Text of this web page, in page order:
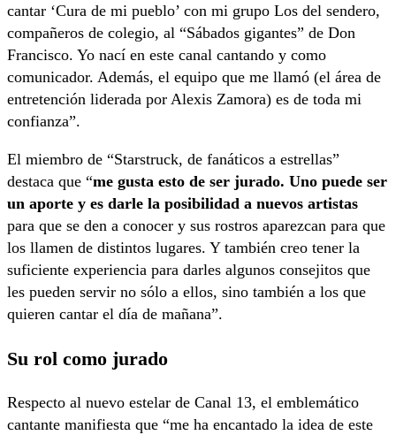
cantar ‘Cura de mi pueblo’ con mi grupo Los del sendero,
compañeros de colegio, al “Sábados gigantes” de Don
Francisco. Yo nací en este canal cantando y como
comunicador. Además, el equipo que me llamó (el área de
entretención liderada por Alexis Zamora) es de toda mi
confianza”.
El miembro de “Starstruck, de fanáticos a estrellas”
destaca que “me gusta esto de ser jurado. Uno puede ser
un aporte y es darle la posibilidad a nuevos artistas
para que se den a conocer y sus rostros aparezcan para que
los llamen de distintos lugares. Y también creo tener la
suficiente experiencia para darles algunos consejitos que
les pueden servir no sólo a ellos, sino también a los que
quieren cantar el día de mañana”.
Su rol como jurado
Respecto al nuevo estelar de Canal 13, el emblemático
cantante manifiesta que “me ha encantado la idea de este